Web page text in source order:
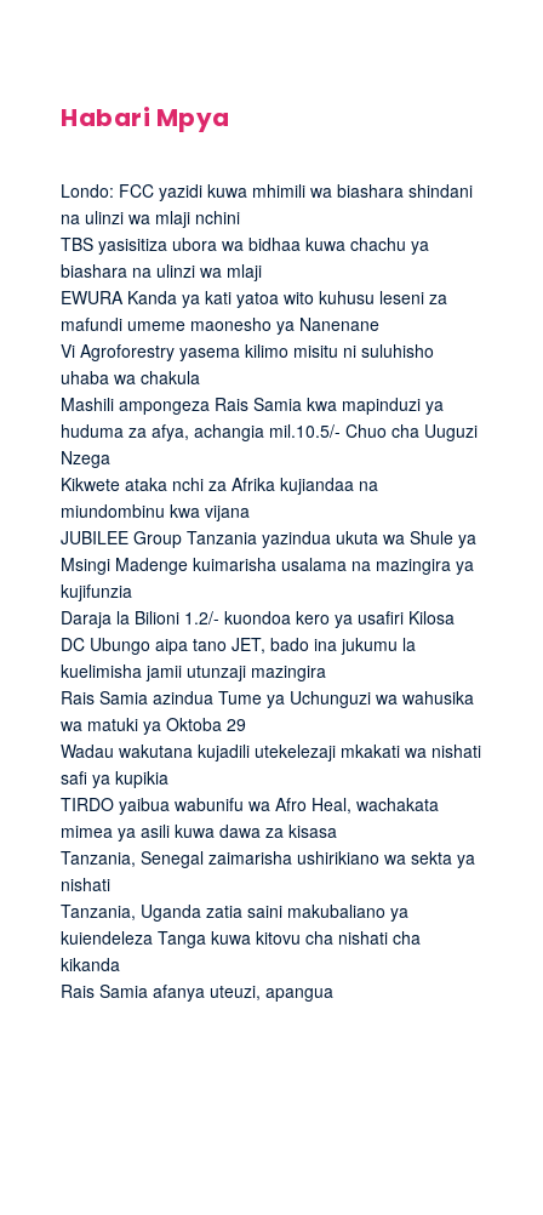
Habari Mpya
Londo: FCC yazidi kuwa mhimili wa biashara shindani
na ulinzi wa mlaji nchini
TBS yasisitiza ubora wa bidhaa kuwa chachu ya
biashara na ulinzi wa mlaji
EWURA Kanda ya kati yatoa wito kuhusu leseni za
mafundi umeme maonesho ya Nanenane
Vi Agroforestry yasema kilimo misitu ni suluhisho
uhaba wa chakula
Mashili ampongeza Rais Samia kwa mapinduzi ya
huduma za afya, achangia mil.10.5/- Chuo cha Uuguzi
Nzega
Kikwete ataka nchi za Afrika kujiandaa na
miundombinu kwa vijana
JUBILEE Group Tanzania yazindua ukuta wa Shule ya
Msingi Madenge kuimarisha usalama na mazingira ya
kujifunzia
Daraja la Bilioni 1.2/- kuondoa kero ya usafiri Kilosa
DC Ubungo aipa tano JET, bado ina jukumu la
kuelimisha jamii utunzaji mazingira
Rais Samia azindua Tume ya Uchunguzi wa wahusika
wa matuki ya Oktoba 29
Wadau wakutana kujadili utekelezaji mkakati wa nishati
safi ya kupikia
TIRDO yaibua wabunifu wa Afro Heal, wachakata
mimea ya asili kuwa dawa za kisasa
Tanzania, Senegal zaimarisha ushirikiano wa sekta ya
nishati
Tanzania, Uganda zatia saini makubaliano ya
kuiendeleza Tanga kuwa kitovu cha nishati cha
kikanda
Rais Samia afanya uteuzi, apangua